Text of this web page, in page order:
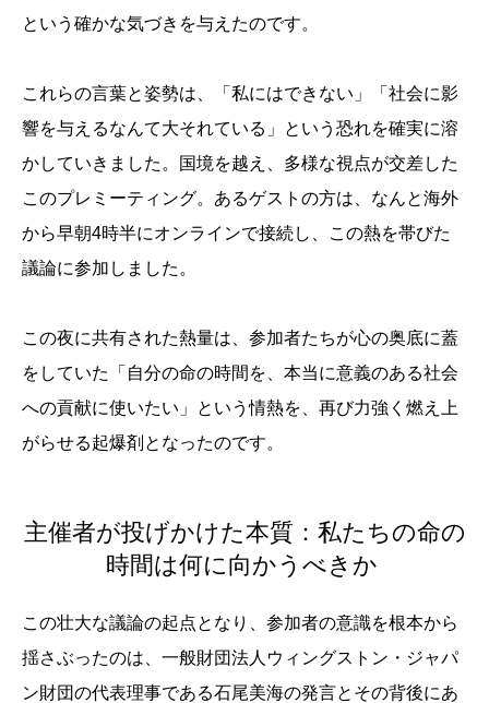
という確かな気づきを与えたのです。
これらの言葉と姿勢は、「私にはできない」「社会に影
響を与えるなんて大それている」という恐れを確実に溶
かしていきました。国境を越え、多様な視点が交差した
このプレミーティング。あるゲストの方は、なんと海外
から早朝4時半にオンラインで接続し、この熱を帯びた
議論に参加しました。
この夜に共有された熱量は、参加者たちが心の奥底に蓋
をしていた「自分の命の時間を、本当に意義のある社会
への貢献に使いたい」という情熱を、再び力強く燃え上
がらせる起爆剤となったのです。
主催者が投げかけた本質：私たちの命の
時間は何に向かうべきか
この壮大な議論の起点となり、参加者の意識を根本から
揺さぶったのは、一般財団法人ウィングストン・ジャパ
ン財団の代表理事である石尾美海の発言とその背後にあ